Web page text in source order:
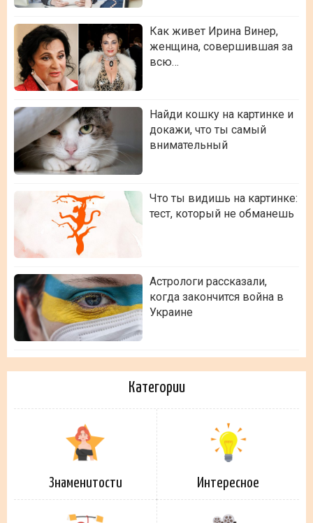
Как живет Ирина Винер,
женщина, совершившая за
всю…
Найди кошку на картинке и
докажи, что ты самый
внимательный
Что ты видишь на картинке:
тест, который не обманешь
Астрологи рассказали,
когда закончится война в
Украине
Категории
Знаменитости Интересное